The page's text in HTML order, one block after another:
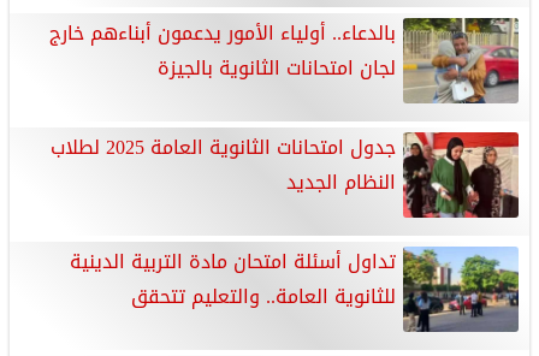
بالدعاء.. أولياء الأمور يدعمون أبناءهم خارج
لجان امتحانات الثانوية بالجيزة
جدول امتحانات الثانوية العامة 2025 لطلاب
النظام الجديد
تداول أسئلة امتحان مادة التربية الدينية
للثانوية العامة.. والتعليم تتحقق